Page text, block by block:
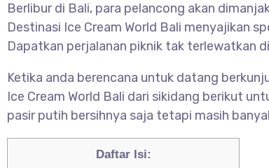
Berlibur di Bali, para pelancong akan
Destinasi Ice Cream World Bali menyajikan
Dapatkan perjalanan piknik tak terlewatkan
Ketika anda berencana untuk datang
Ice Cream World Bali dari sikidang berikut
pasir putih bersihnya saja tetapi masih
Daftar Isi: